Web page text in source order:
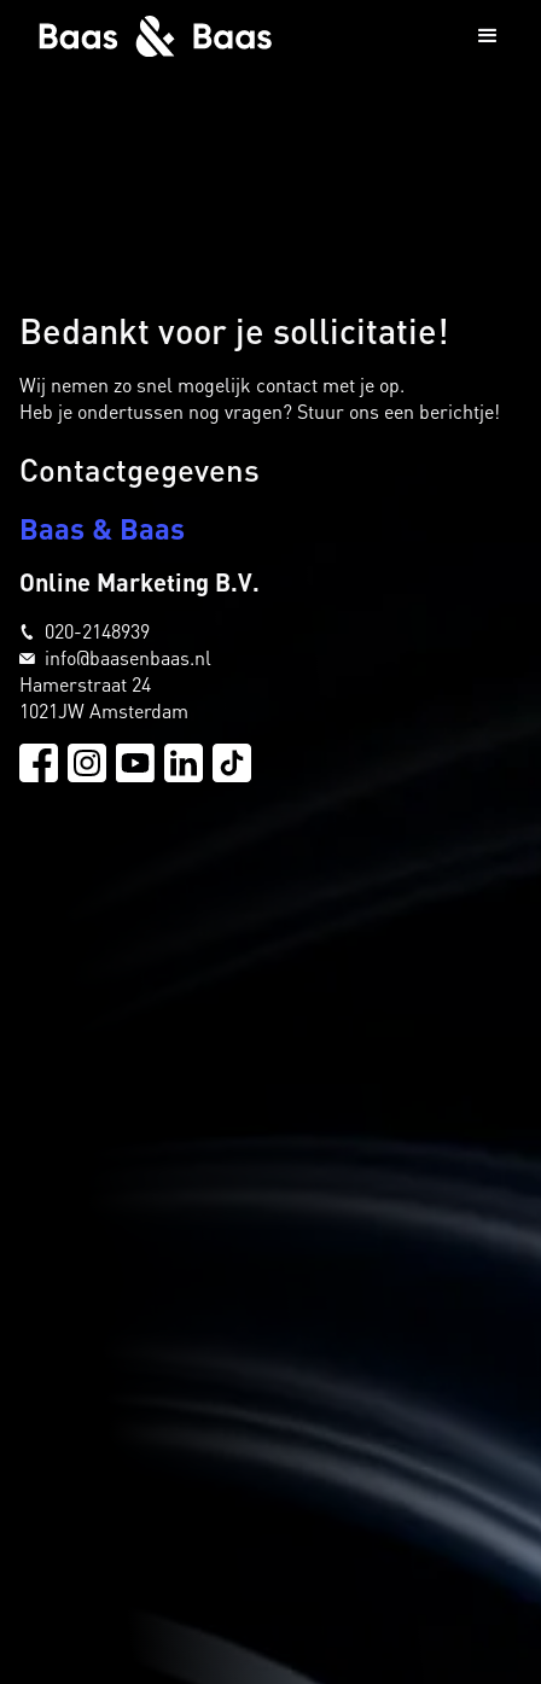
Bedankt voor je sollicitatie!
Wij nemen zo snel mogelijk contact met je op.
Heb je ondertussen nog vragen? Stuur ons een berichtje!
Contactgegevens
Baas & Baas
Online Marketing B.V.
020-2148939
info@baasenbaas.nl
Hamerstraat 24
1021JW Amsterdam